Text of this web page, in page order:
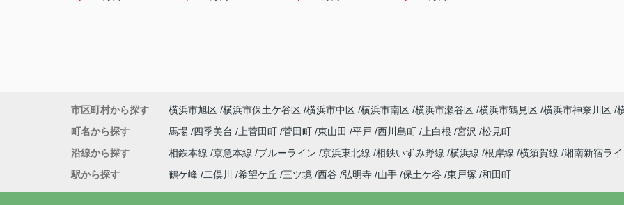
市区町村から探す 横浜市旭区 横浜市保土ケ谷区 横浜市中区 横浜市南区 横浜市瀬谷区 横浜市鶴見区 横浜市神奈川区
町名から探す
馬場 四季美台 上菅田町 菅田町 東山田 平戸 西川島町 上白根 宮沢
松見町
沿線から探す
相鉄本線 京急本線 ブルーライン 京浜東北線 相鉄いずみ野線 横浜線 根岸線 横須賀線 湘南新宿ラ
駅から探す
鶴ケ峰 二俣川 希望ケ丘 三ツ境 西谷 弘明寺 山手 保土ケ谷 東戸塚 和田町